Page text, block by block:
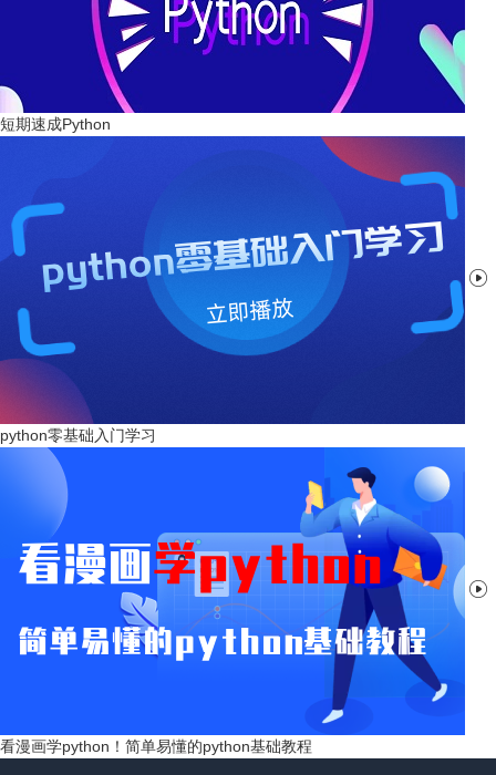
短期速成Python

python零基础入门学习

看漫画学python！简单易懂的python基础教程